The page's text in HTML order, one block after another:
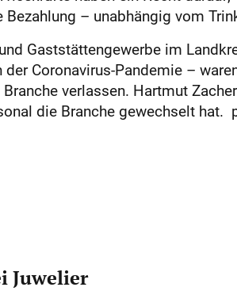
– unabhängig vom
Gaststättengewerbe im
Coronavirus-Pandemie –
verlassen. Hartmut
die Branche gewechselt hat.
Juwelier